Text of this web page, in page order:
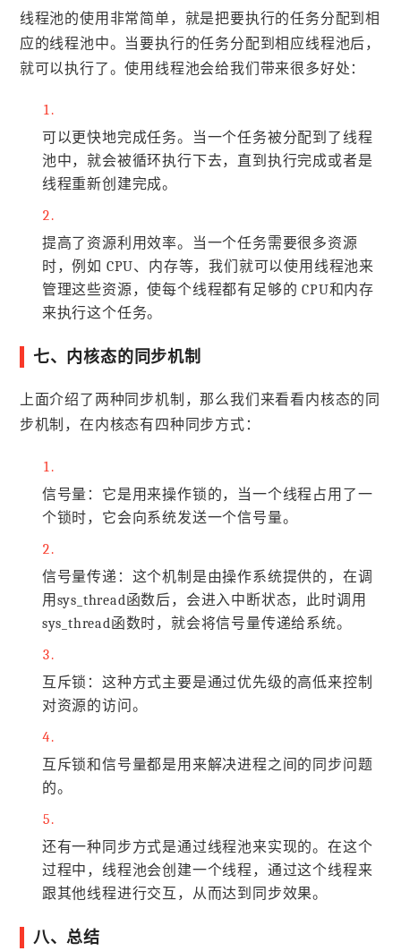
线程池的使用非常简单，就是把要执行的任务分配到相
应的线程池中。当要执行的任务分配到相应线程池后，
就可以执行了。使用线程池会给我们带来很多好处：
可以更快地完成任务。当一个任务被分配到了线程
池中，就会被循环执行下去，直到执行完成或者是
线程重新创建完成。
提高了资源利用效率。当一个任务需要很多资源
时，例如 CPU、内存等，我们就可以使用线程池来
管理这些资源，使每个线程都有足够的 CPU和内存
来执行这个任务。
七、内核态的同步机制
上面介绍了两种同步机制，那么我们来看看内核态的同
步机制，在内核态有四种同步方式：
信号量：它是用来操作锁的，当一个线程占用了一
个锁时，它会向系统发送一个信号量。
信号量传递：这个机制是由操作系统提供的，在调
用sys_thread函数后，会进入中断状态，此时调用
sys_thread函数时，就会将信号量传递给系统。
互斥锁：这种方式主要是通过优先级的高低来控制
对资源的访问。
互斥锁和信号量都是用来解决进程之间的同步问题
的。
还有一种同步方式是通过线程池来实现的。在这个
过程中，线程池会创建一个线程，通过这个线程来
跟其他线程进行交互，从而达到同步效果。
八、总结